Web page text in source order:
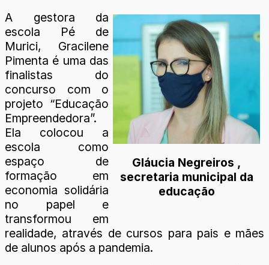
Gláucia Negreiros ,
secretaria municipal da
educação
A gestora da
escola Pé de
Murici, Gracilene
Pimenta é uma das
finalistas do
concurso com o
projeto “Educação
Empreendedora”.
Ela colocou a
escola como
espaço de
formação em
economia solidária
no papel e
transformou em
realidade, através de cursos para pais e mães
de alunos após a pandemia.